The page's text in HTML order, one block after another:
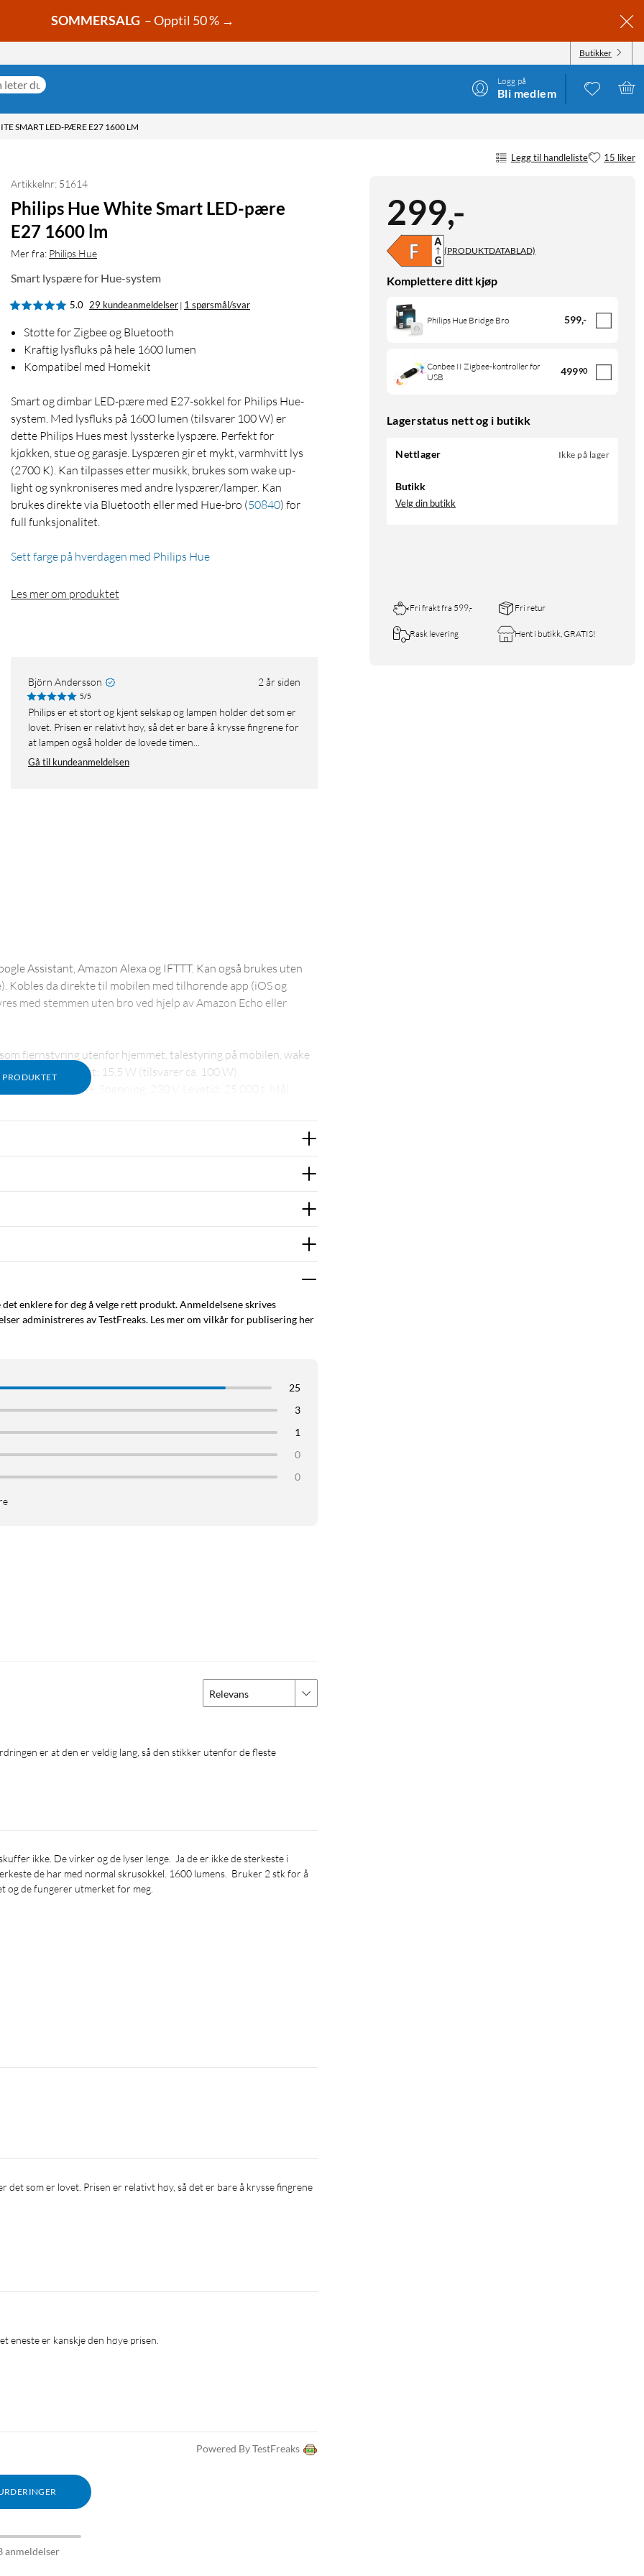
SOMMERSALG – Opptil 50 % →
Butikker
Logg på
Bli medlem
SMART LED-PÆRE E27 1600 LM
Legg til handleliste 15 liker
299,-
(PRODUKTDATABLAD)
Komplettere ditt kjøp
Philips Hue Bridge Bro 599,-
Conbee II Zigbee-kontroller for
USB
49990
Lagerstatus nett og i butikk
Nettlager Ikke på lager
Butikk
Velg din butikk
Fri frakt fra 599,- Fri retur
Rask levering Hent i butikk, GRATIS!
Artikkelnr: 51614
Philips Hue White Smart LED-pære
E27 1600 lm
Mer fra: Philips Hue
Smart lyspære for Hue-system
5.0 29 kundeanmeldelser | 1 spørsmål/svar
Støtte for Zigbee og Bluetooth
Kraftig lysfluks på hele 1600 lumen
Kompatibel med Homekit
Smart og dimbar LED-pære med E27-sokkel for Philips Hue-
system. Med lysfluks på 1600 lumen (tilsvarer 100 W) er
dette Philips Hues mest lyssterke lyspære. Perfekt for
kjøkken, stue og garasje. Lyspæren gir et mykt, varmhvitt lys
(2700 K). Kan tilpasses etter musikk, brukes som wake up-
light og synkroniseres med andre lyspærer/lamper. Kan
brukes direkte via Bluetooth eller med Hue-bro (50840) for
full funksjonalitet.
Sett farge på hverdagen med Philips Hue
Les mer om produktet
Björn Andersson 2 år siden
5/5
Philips er et stort og kjent selskap og lampen holder det som er
lovet. Prisen er relativt høy, så det er bare å krysse fingrene for
at lampen også holder de lovede timen...
Gå til kundeanmeldelsen
PRODUKTET
Assistant, Amazon Alexa og IFTTT. Kan også brukes uten
da direkte til mobilen med tilhørende app (iOS og
med stemmen uten bro ved hjelp av Amazon Echo eller
fjernstyring utenfor hjemmet, talestyring på mobilen, wake
lamper. Effekt: 15,5 W (tilsvarer ca. 100 W).
Energiklasse: A+. Spenning: 230 V. Levetid: 25 000 t. Mål:
enklere for deg å velge rett produkt. Anmeldelsene skrives
administreres av TestFreaks. Les mer om vilkår for publisering her
25
3
1
0
0
Relevans
de har med normal skrusokkel. 1600 lumens.  Bruker 2 stk for å
og de fungerer utmerket for meg.
eneste er kanskje den høye prisen.
Powered By TestFreaks
anmeldelser